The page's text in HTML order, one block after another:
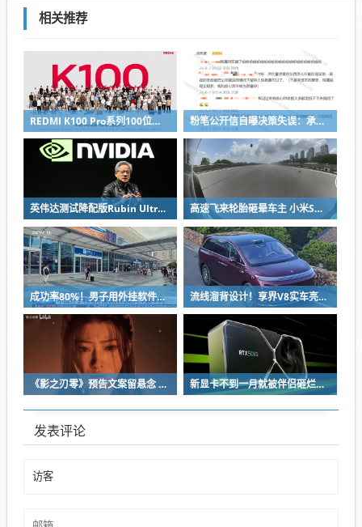
相关推荐
REDMI K100 Pro系列100位工程师代表亮相：设计、工程K90原班人马操刀 粉笔公开信自曝决策失误：承认鸡贼 蹭热度 舍不得成本想多收钱
英伟达测试降配版Rubin Ultra GPU：HBM短缺下芯片厂商如何破局 高速飞来轮胎砸晕车主 小米SU7自动断电呼叫120 全程半小时救回一命
成功率80%！男子用外挂软件抢12306火车票：牟利2万多被判刑 流线溜背设计！享界V8实车亮相：增程版最大续航339km
《影之刃零》预告文案留悬念 玩家：要反向跳票 新显卡不到一月就被伴侣砸烂：小哥哀叹如此脆弱
发表评论